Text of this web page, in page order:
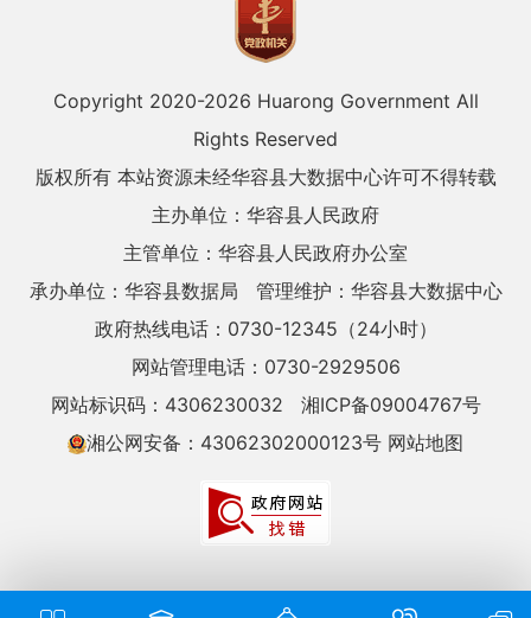
Copyright 2020-2026 Huarong Government All
Rights Reserved
版权所有 本站资源未经华容县大数据中心许可不得转载
主办单位：华容县人民政府
主管单位：华容县人民政府办公室
承办单位：华容县数据局
管理维护：华容县大数据中心
政府热线电话：0730-12345（24小时）
网站管理电话：0730-2929506
网站标识码：4306230032
湘ICP备09004767号
湘公网安备：43062302000123号 网站地图